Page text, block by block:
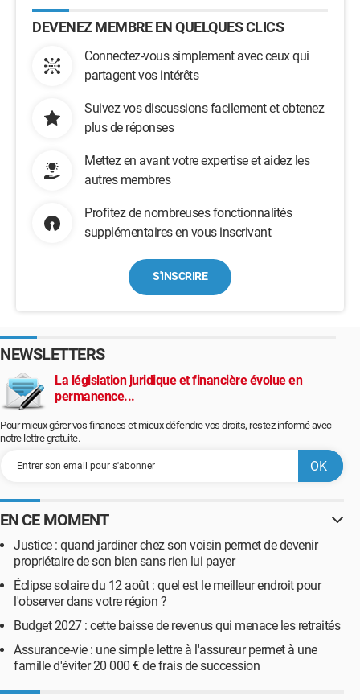
DEVENEZ MEMBRE EN QUELQUES CLICS
Connectez-vous simplement avec ceux qui
partagent vos intérêts
Suivez vos discussions facilement et obtenez
plus de réponses
Mettez en avant votre expertise et aidez les
autres membres
Profitez de nombreuses fonctionnalités
supplémentaires en vous inscrivant
S'INSCRIRE
NEWSLETTERS
La législation juridique et financière évolue en
permanence...
Pour mieux gérer vos finances et mieux défendre vos droits, restez informé avec
notre lettre gratuite.
EN CE MOMENT
Justice : quand jardiner chez son voisin permet de devenir
propriétaire de son bien sans rien lui payer
Éclipse solaire du 12 août : quel est le meilleur endroit pour
l'observer dans votre région ?
Budget 2027 : cette baisse de revenus qui menace les retraités
Assurance-vie : une simple lettre à l'assureur permet à une
famille d'éviter 20 000 € de frais de succession